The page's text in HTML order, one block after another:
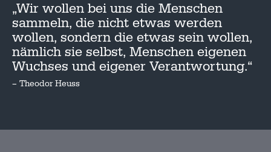
„Wir wollen bei uns die Menschen
sammeln, die nicht etwas werden
wollen, sondern die etwas sein wollen,
nämlich sie selbst, Menschen eigenen
Wuchses und eigener Verantwortung.“
– Theodor Heuss